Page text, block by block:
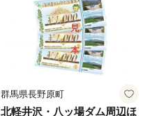
群馬県長野原町
北軽井沢・八ッ場ダム周辺ほ